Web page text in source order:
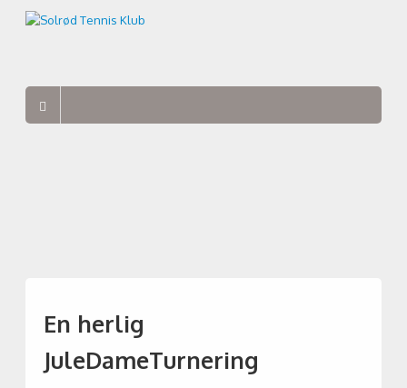
En herlig
JuleDameTurnering